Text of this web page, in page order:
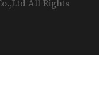
All Rights